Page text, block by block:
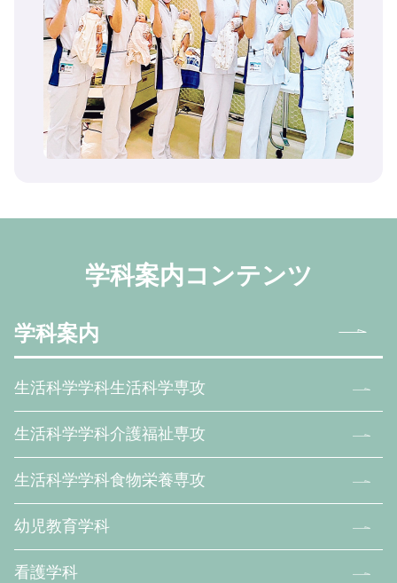
学科案内コンテンツ
学科案内
生活科学学科生活科学専攻
生活科学学科介護福祉専攻
生活科学学科食物栄養専攻
幼児教育学科
看護学科